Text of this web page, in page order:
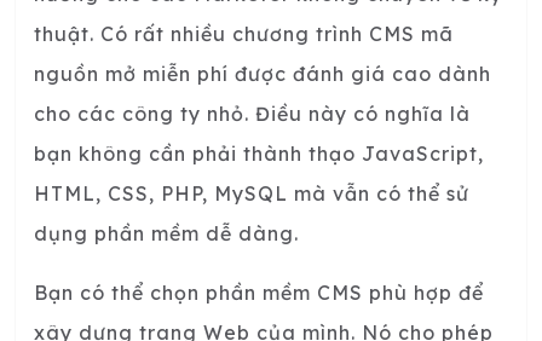
thuật. Có rất nhiều chương trình CMS mã
nguồn mở miễn phí được đánh giá cao dành
cho các công ty nhỏ. Điều này có nghĩa là
bạn không cần phải thành thạo JavaScript,
HTML, CSS, PHP, MySQL mà vẫn có thể sử
dụng phần mềm dễ dàng.
Bạn có thể chọn phần mềm CMS phù hợp để
xây dựng trang Web của mình. Nó cho phép